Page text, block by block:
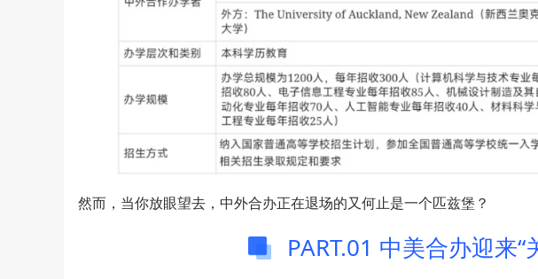
然而，当你放眼望去，中外合办正在退场的又何止是一个匹兹堡？
PART.01 中美合办迎来“